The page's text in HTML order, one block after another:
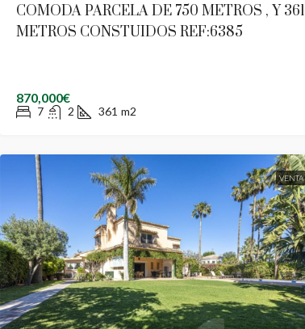
COMODA PARCELA DE 750 METROS , Y 361
METROS CONSTUIDOS REF:6385
870,000€
7 2 361 m2
VENTA